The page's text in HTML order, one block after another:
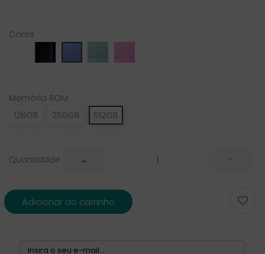
Cores
Memória ROM
128GB
256GB 512GB
Quantidade
Adicionar ao carrinho 